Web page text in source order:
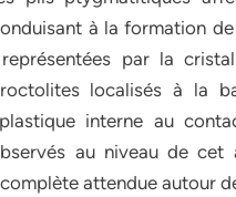
à la formation
par la
localisés à la
interne au
au niveau de
attendue autour